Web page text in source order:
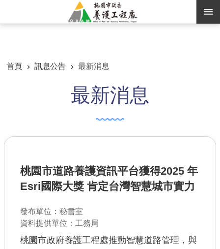
進階搜尋
便民服務
資訊公開
路燈
公共工程
首頁
訊息公告 最新消息
最新消息
桃園市道路養護資訊平台獲得2025 年
Esri國際大獎 肯定台灣智慧城市實力
發布單位：秘書室
資料提供單位：工務局
桃園市政府養護工程處推動智慧道路管理，與